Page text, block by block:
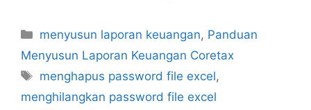
Kategori
menyusun laporan keuangan, Panduan
Menyusun Laporan Keuangan Coretax
Tag
menghapus password file excel,
menghilangkan password file excel